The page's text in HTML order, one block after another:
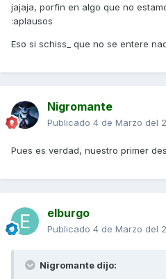
jajaja, porfin en algo que no
:aplausos
Eso si schiss_ que no se entere
Nigromante
Publicado 4 de Marzo del
Pues es verdad, nuestro primer
elburgo
Publicado 4 de Marzo del
Nigromante dijo: